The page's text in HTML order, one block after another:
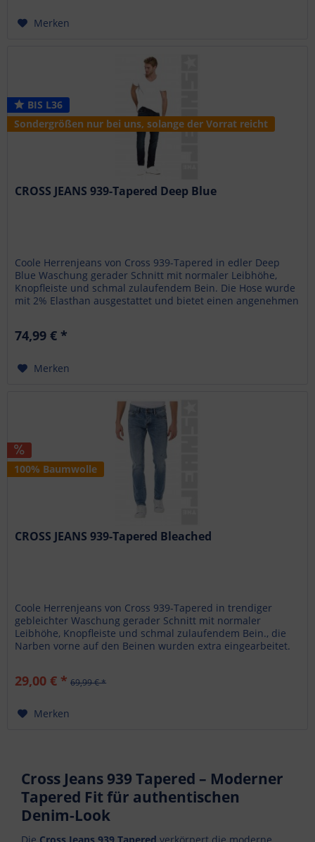
Merken
BIS L36
Sondergrößen nur bei uns, solange der Vorrat reicht
CROSS JEANS 939-Tapered Deep Blue
Coole Herrenjeans von Cross 939-Tapered in edler Deep
Blue Waschung gerader Schnitt mit normaler Leibhöhe,
Knopfleiste und schmal zulaufendem Bein. Die Hose wurde
mit 2% Elasthan ausgestattet und bietet einen angenehmen
74,99 € *
Merken
100% Baumwolle
CROSS JEANS 939-Tapered Bleached
Coole Herrenjeans von Cross 939-Tapered in trendiger
gebleichter Waschung gerader Schnitt mit normaler
Leibhöhe, Knopfleiste und schmal zulaufendem Bein., die
Narben vorne auf den Beinen wurden extra eingearbeitet.
29,00 € * 69,99 € *
Merken
Cross Jeans 939 Tapered – Moderner
Tapered Fit für authentischen
Denim-Look